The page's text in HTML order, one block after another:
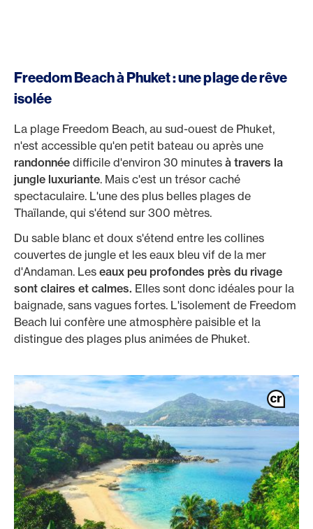
Freedom Beach à Phuket : une plage de rêve
isolée
La plage Freedom Beach, au sud-ouest de Phuket,
n'est accessible qu'en petit bateau ou après une
randonnée difficile d'environ 30 minutes à travers la
jungle luxuriante. Mais c'est un trésor caché
spectaculaire. L'une des plus belles plages de
Thaïlande, qui s'étend sur 300 mètres.
Du sable blanc et doux s'étend entre les collines
couvertes de jungle et les eaux bleu vif de la mer
d'Andaman. Les eaux peu profondes près du rivage
sont claires et calmes. Elles sont donc idéales pour la
baignade, sans vagues fortes. L'isolement de Freedom
Beach lui confère une atmosphère paisible et la
distingue des plages plus animées de Phuket.